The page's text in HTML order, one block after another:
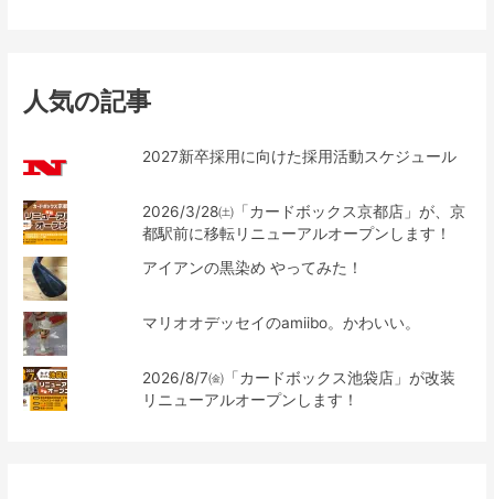
人気の記事
2027新卒採用に向けた採用活動スケジュール
2026/3/28㈯「カードボックス京都店」が、京
都駅前に移転リニューアルオープンします！
アイアンの黒染め やってみた！
マリオオデッセイのamiibo。かわいい。
2026/8/7㈮「カードボックス池袋店」が改装
リニューアルオープンします！